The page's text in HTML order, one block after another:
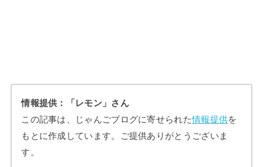
情報提供：「レモン」さん
この記事は、じゃんごブログに寄せられた情報提供を
もとに作成しています。ご提供ありがとうございま
す。